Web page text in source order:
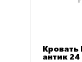
Кровать
антик 24